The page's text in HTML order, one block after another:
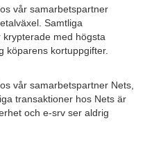
vår samarbetspartner
Samtliga
med högsta
köparens kortuppgifter.
vår samarbetspartner Nets,
transaktioner hos Nets är
och e-srv ser aldrig